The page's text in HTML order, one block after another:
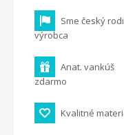
Sme český
výrobca
Anat. vankúš
zdarmo
Kvalitné